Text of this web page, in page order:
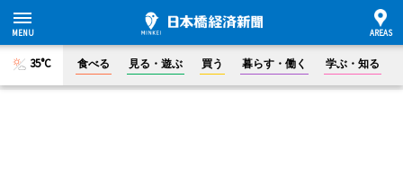
35°C 食べる 見る・遊ぶ 買う 暮らす・働く 学ぶ・知る